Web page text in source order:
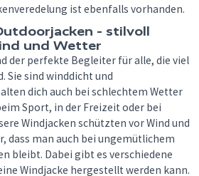
ist ebenfalls vorhanden.
- stilvoll
und Wetter
der perfekte Begleiter für alle, die viel
Sie sind winddicht und
dich auch bei schlechtem Wetter
Sport, in der Freizeit oder bei
Windjacken schützten vor Wind und
dass man auch bei ungemütlichem
bleibt. Dabei gibt es verschiedene
Windjacke hergestellt werden kann.